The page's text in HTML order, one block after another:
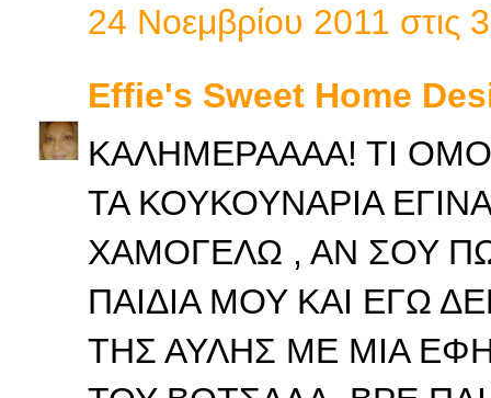
24 Νοεμβρίου 2011 στις
Effie's Sweet Home
ΚΑΛΗΜΕΡΑΑΑΑ! ΤΙ
ΤΑ ΚΟΥΚΟΥΝΑΡΙΑ
ΧΑΜΟΓΕΛΩ , ΑΝ ΣΟΥ ΠΩ
ΠΑΙΔΙΑ ΜΟΥ ΚΑΙ ΕΓΩ
ΤΗΣ ΑΥΛΗΣ ΜΕ ΜΙΑ